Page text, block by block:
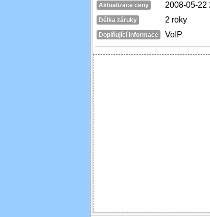
Aktualizace ceny 2008-05-22
Délka záruky 2 roky
Doplňující informace VoIP